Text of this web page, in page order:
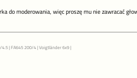
do moderowania, więc proszę mu nie zawracać
| FA645 200/4 | Voigtländer 6x9 |